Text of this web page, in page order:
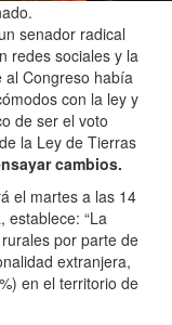
senador radical
redes sociales y la
al Congreso había
con la ley y
de ser el voto
la Ley de Tierras
cambios.
el martes a las 14
establece: “La
por parte de
extranjera,
en el territorio de